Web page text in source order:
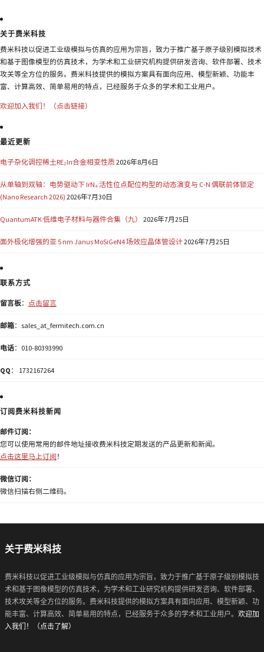
关于费米科技
费米科技以促进工业级模拟与仿真的应用为宗旨，致力于推广基于原子级别模拟技术
和基于图像模型的仿真技术，为学术和工业研究机构提供研发咨询、软件部署、技术
攻关等全方位的服务。费米科技提供的模拟方案具有面向应用、模型新颖、功能丰
富、计算高效、简单易用的特点，已经服务于众多的学术和工业用户。
欢迎加入我们！（点击链接）
最近更新
电子杂化调控稀土RE₂In合金相变性质2026年8月6日
从单轴到双轴：电势驱动下 IrN₄ 活性位点配位构型的动态演变与 C-N 偶联前体锁定
(Nano Research 2026) 2026年7月30日
QuantumATK 低维电子材料与器件合集（九） 2026年7月25日
面外极化增强的亚 5 nm Janus MoSiGeN4 场效应晶体管设计2026年7月25日
联系方式
留言板： 点击留言
邮箱：sales_at_fermitech.com.cn
电话：010-80393990
QQ ： 1732167264
订阅费米科技新闻
邮件订阅：
您可以使用常用的邮件地址接收费米科技定期发送的产品更新和新闻。
点击这里马上订阅 ！
微信订阅：
微信扫描右侧二维码。
关于费米科技
费米科技以促进工业级模拟与仿真的应用为宗旨，致力于推广基于原子级别模拟技
术和基于图像模型的仿真技术，为学术和工业研究机构提供研发咨询、软件部署、
技术攻关等全方位的服务。费米科技提供的模拟方案具有面向应用、模型新颖、功
能丰富、计算高效、简单易用的特点，已经服务于众多的学术和工业用户。 欢迎加
入我们！（点击了解）